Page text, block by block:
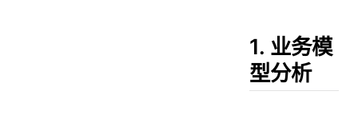
1. 业务模
型分析